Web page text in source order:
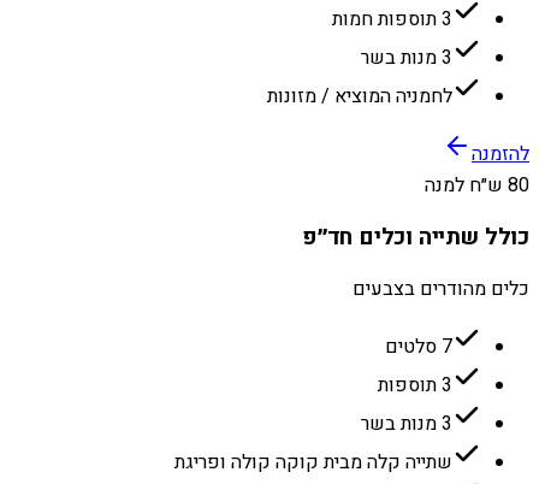
3 תוספות חמות
3 מנות בשר
לחמניה המוציא / מזונות
להזמנה
80 ש״ח למנה
כולל שתייה וכלים חד״פ
כלים מהודרים בצבעים
7 סלטים
3 תוספות
3 מנות בשר
שתייה קלה מבית קוקה קולה ופריגת